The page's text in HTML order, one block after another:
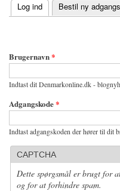
Primary tabs
Log ind
(active tab) Bestil ny
Brugernavn*
Indtast dit Denmarkonline.dk -
Adgangskode*
Indtast adgangskoden der hører til dit
CAPTCHA
Dette spørgsmål er brugt for
og for at forhindre spam.